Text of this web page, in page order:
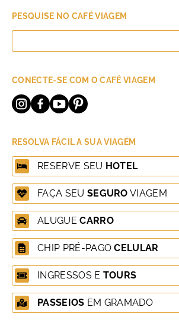
PESQUISE NO CAFÉ VIAGEM
Pesquisar
CONECTE-SE COM O CAFÉ VIAGEM
RESOLVA FÁCIL A SUA VIAGEM
RESERVE SEU HOTEL
FAÇA SEU SEGURO VIAGEM
ALUGUECARRO
CHIP PRÉ-PAGOCELULAR
INGRESSOS E TOURS
PASSEIOS EM GRAMADO